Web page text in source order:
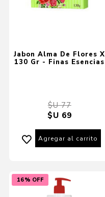
Jabon Alma De Flores X
130 Gr - Finas Esencias
$U 77
$U 69
Agregar al carrito
16% OFF